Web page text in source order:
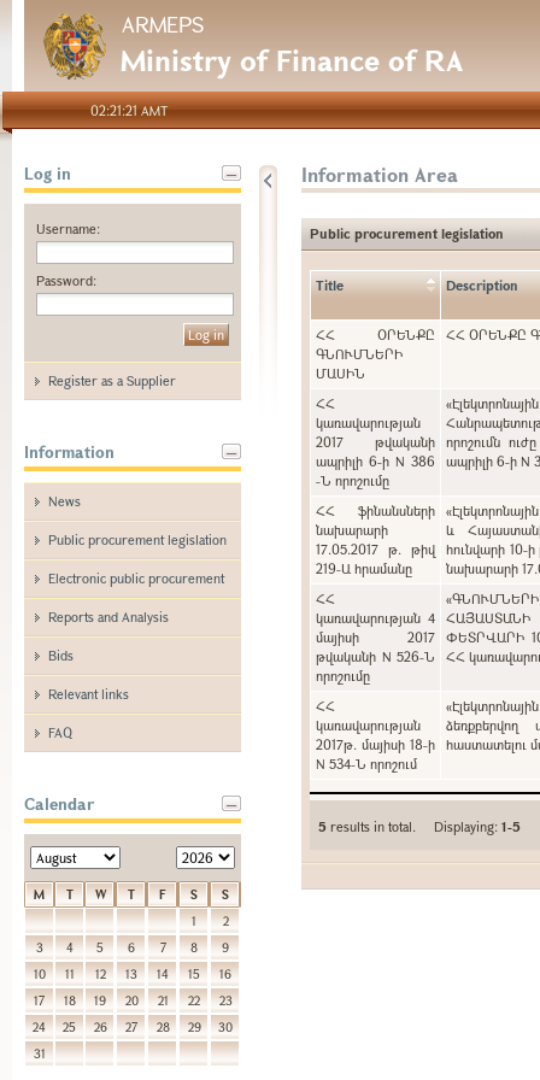
ARMEPS
Ministry of Finance of RA
02:21:21 AMT
Log in
Username:
Password:
Register as a Supplier
Information
News
Public procurement legislation
Electronic public procurement
Reports and Analysis
Bids
Relevant links
FAQ
Calendar
M T W T F S
S
1
2
3
4 5 6 7 8
9
10
11 12 13 14 15
16
17
18 19 20 21 22
23
24
25 26 27 28 29
30
31
Information Area
Public procurement legislation
Title Description
ՀՀ ՕՐԵՆՔԸ
ԳՆՈՒՄՆԵՐԻ
ՄԱՍԻՆ
ՀՀ ՕՐԵՆՔԸ
ՀՀ
կառավարության
2017 թվականի
ապրիլի 6-ի N 386
-Ն որոշումը
որոշումն
ապրիլի 6-ի N
ՀՀ ֆինանսների
նախարարի
17.05.2017 թ. թիվ
219-Ա հրամանը
և
հունվարի 10-
նախարարի
ՀՀ
կառավարության 4
մայիսի 2017
թվականի N 526-Ն
որոշումը
ՓԵՏՐՎԱՐԻ
ՀՀ
ՀՀ
կառավարության
2017թ. մայիսի 18-ի
N 534-Ն որոշում
ձեռքբերվող
հաստատելու
5 results in total. Displaying:1-5